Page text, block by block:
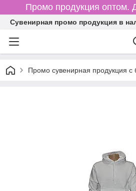
Промо продукция оптом.
Cувенирная промо продукция в
Промо сувенирная продукция с